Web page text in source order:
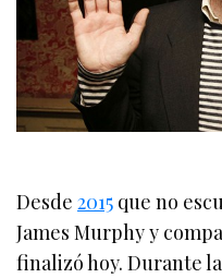
Desde2015 que no
James Murphy y
finalizó hoy. Durante